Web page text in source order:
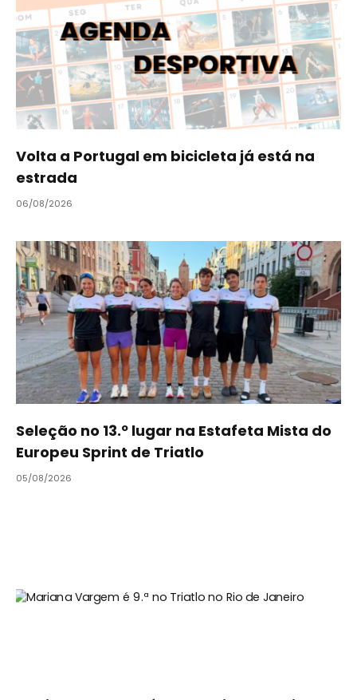
Volta a Portugal em bicicleta já está na
estrada
06/08/2026
Seleção no 13.º lugar na Estafeta Mista do
Europeu Sprint de Triatlo
05/08/2026